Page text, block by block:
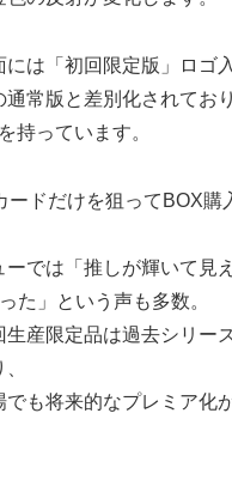
は「初回限定版」ロゴ
常版と差別化されており
を持っています。
ードだけを狙ってBOX購
ーでは「推しが輝いて見
た」という声も多数。
生産限定品は過去シリー
でも将来的なプレミア化